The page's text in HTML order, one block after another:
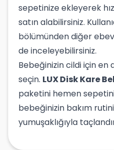
sepetinize ekleyerek
satın alabilirsiniz.
bölümünden diğer
de inceleyebilirsiniz.
Bebeğinizin cildi için en
seçin. LUX Disk Kare
paketini hemen
bebeğinizin bakım
yumuşaklığıyla